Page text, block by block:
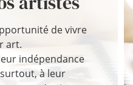
de vivre
art.
indépendance
à leur